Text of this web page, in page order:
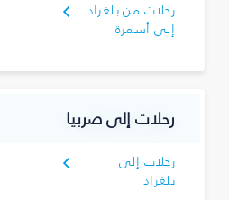
رحلات من بلغراد
إلى أسمرة
رحلات إلى صربيا
رحلات إلى
بلغراد